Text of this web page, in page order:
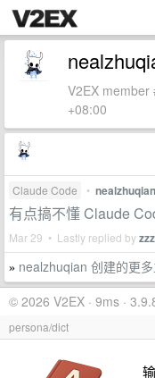
V2EX
+08:00
Claude Code • nealzhuqian
有点搞不懂 Claude
Mar 29 • Lastly replied by
» nealzhuqian 创建的更
© 2026 V2EX · 9ms ·
persona/dict